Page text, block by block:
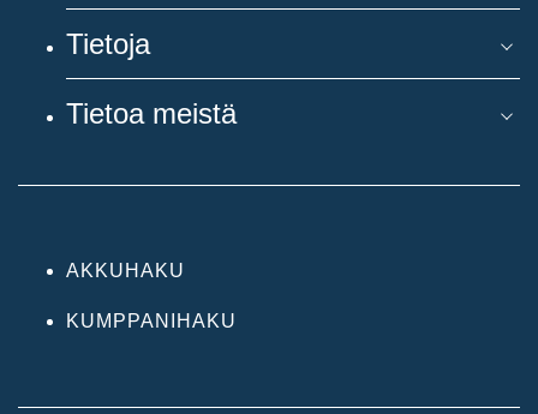
Tietoja
Tietoa meistä
AKKUHAKU
KUMPPANIHAKU